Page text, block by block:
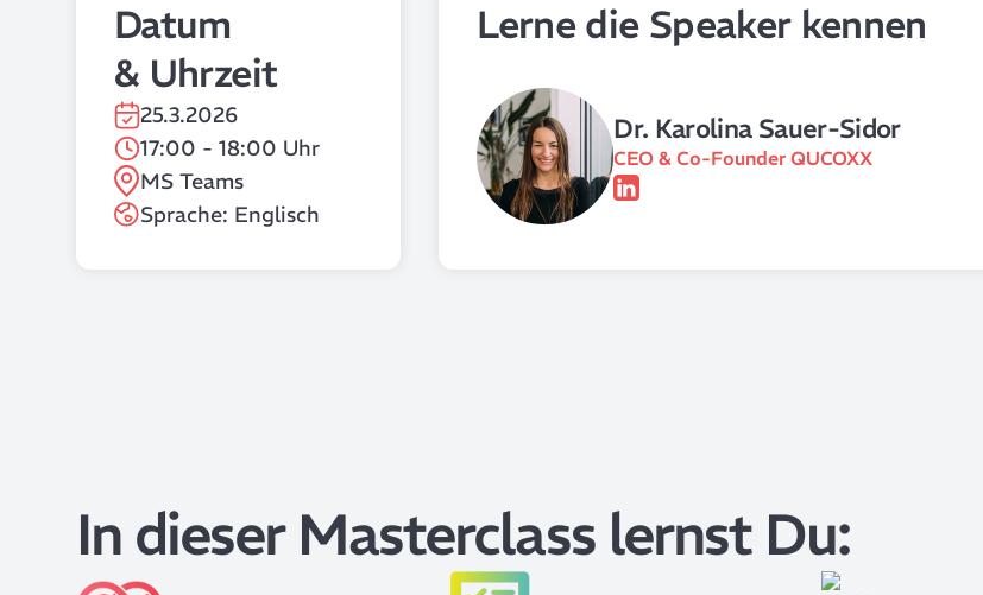
Datum
& Uhrzeit
25.3.2026
17:00 - 18:00 Uhr
MS Teams
Sprache: Englisch
Lerne die Speaker kennen
Dr. Karolina Sauer-Sidor
CEO & Co-Founder QUCOXX
In dieser Masterclass lernst Du: